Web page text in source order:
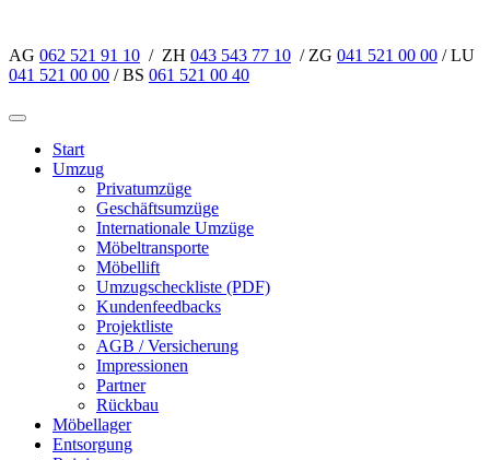
AG 062 521 91 10 / ZH 043 543 77 10 / ZG 041 521 00 00 / LU
041 521 00 00 / BS 061 521 00 40
Start
Umzug
Privatumzüge
Geschäftsumzüge
Internationale Umzüge
Möbeltransporte
Möbellift
Umzugscheckliste (PDF)
Kundenfeedbacks
Projektliste
AGB / Versicherung
Impressionen
Partner
Rückbau
Möbellager
Entsorgung